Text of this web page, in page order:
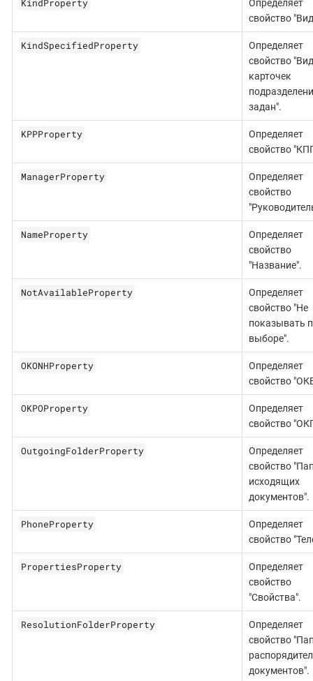
KindProperty
Определяет
свойство
KindSpecifiedProperty
Определяет
свойство "Вид
карточек
задан".
KPPProperty
Определяет
свойство
ManagerProperty
Определяет
свойство
NameProperty
Определяет
свойство
"Название".
NotAvailableProperty
Определяет
свойство "Не
показывать
выборе".
OKONHProperty
Определяет
свойство
OKPOProperty
Определяет
свойство
OutgoingFolderProperty
Определяет
свойство
исходящих
документов".
PhoneProperty
Определяет
свойство
PropertiesProperty
Определяет
свойство
"Свойства".
ResolutionFolderProperty
Определяет
свойство
документов".